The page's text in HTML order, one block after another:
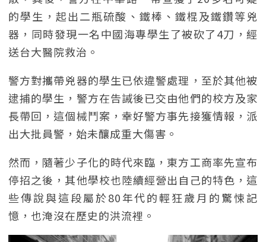
的學生，起出二瓶硫酸、鐵棒、鐵棍及鐵鑽等兇
器，同時發現一名中國海專學生了被砍了4刀，經
送台大醫院救治。
警方對攜帶兇器的學生已依違警處理，至於其他被
逮捕的學生，警方在告誡後已交由他們的校方及家
長帶回，這個械鬥案，幸好警方事先接獲情報，派
出大批員警，始未釀成重大傷害。
然而，隨著少子化的時代來臨，東方工商率先宣布
停招之後，其他學校也陸續經營出自己的特色，這
些傳說與這段屬於80年代的輕狂歲月的驚悚記
憶，也淹沒在歷史的洪流裡。